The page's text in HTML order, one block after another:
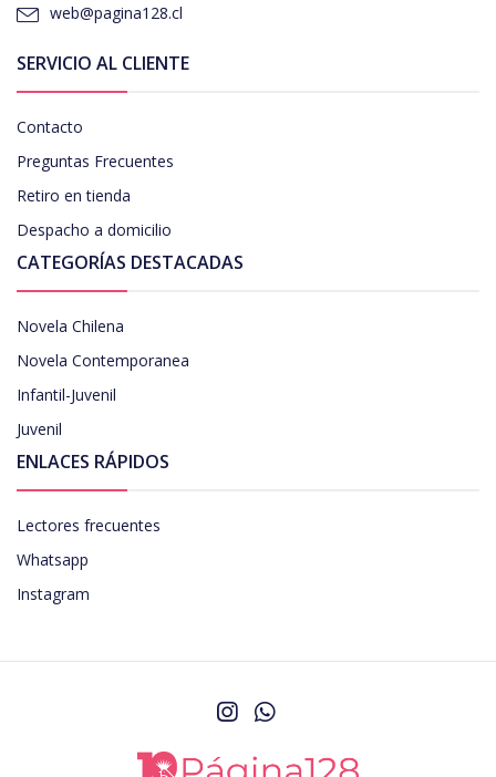
web@pagina128.cl
SERVICIO AL CLIENTE
Contacto
Preguntas Frecuentes
Retiro en tienda
Despacho a domicilio
CATEGORÍAS DESTACADAS
Novela Chilena
Novela Contemporanea
Infantil-Juvenil
Juvenil
ENLACES RÁPIDOS
Lectores frecuentes
Whatsapp
Instagram